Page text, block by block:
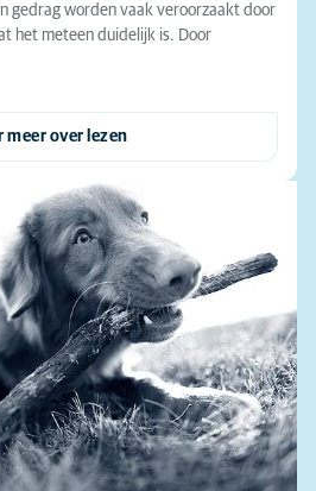
gedrag worden vaak veroorzaakt door
het meteen duidelijk is. Door
meer over lezen